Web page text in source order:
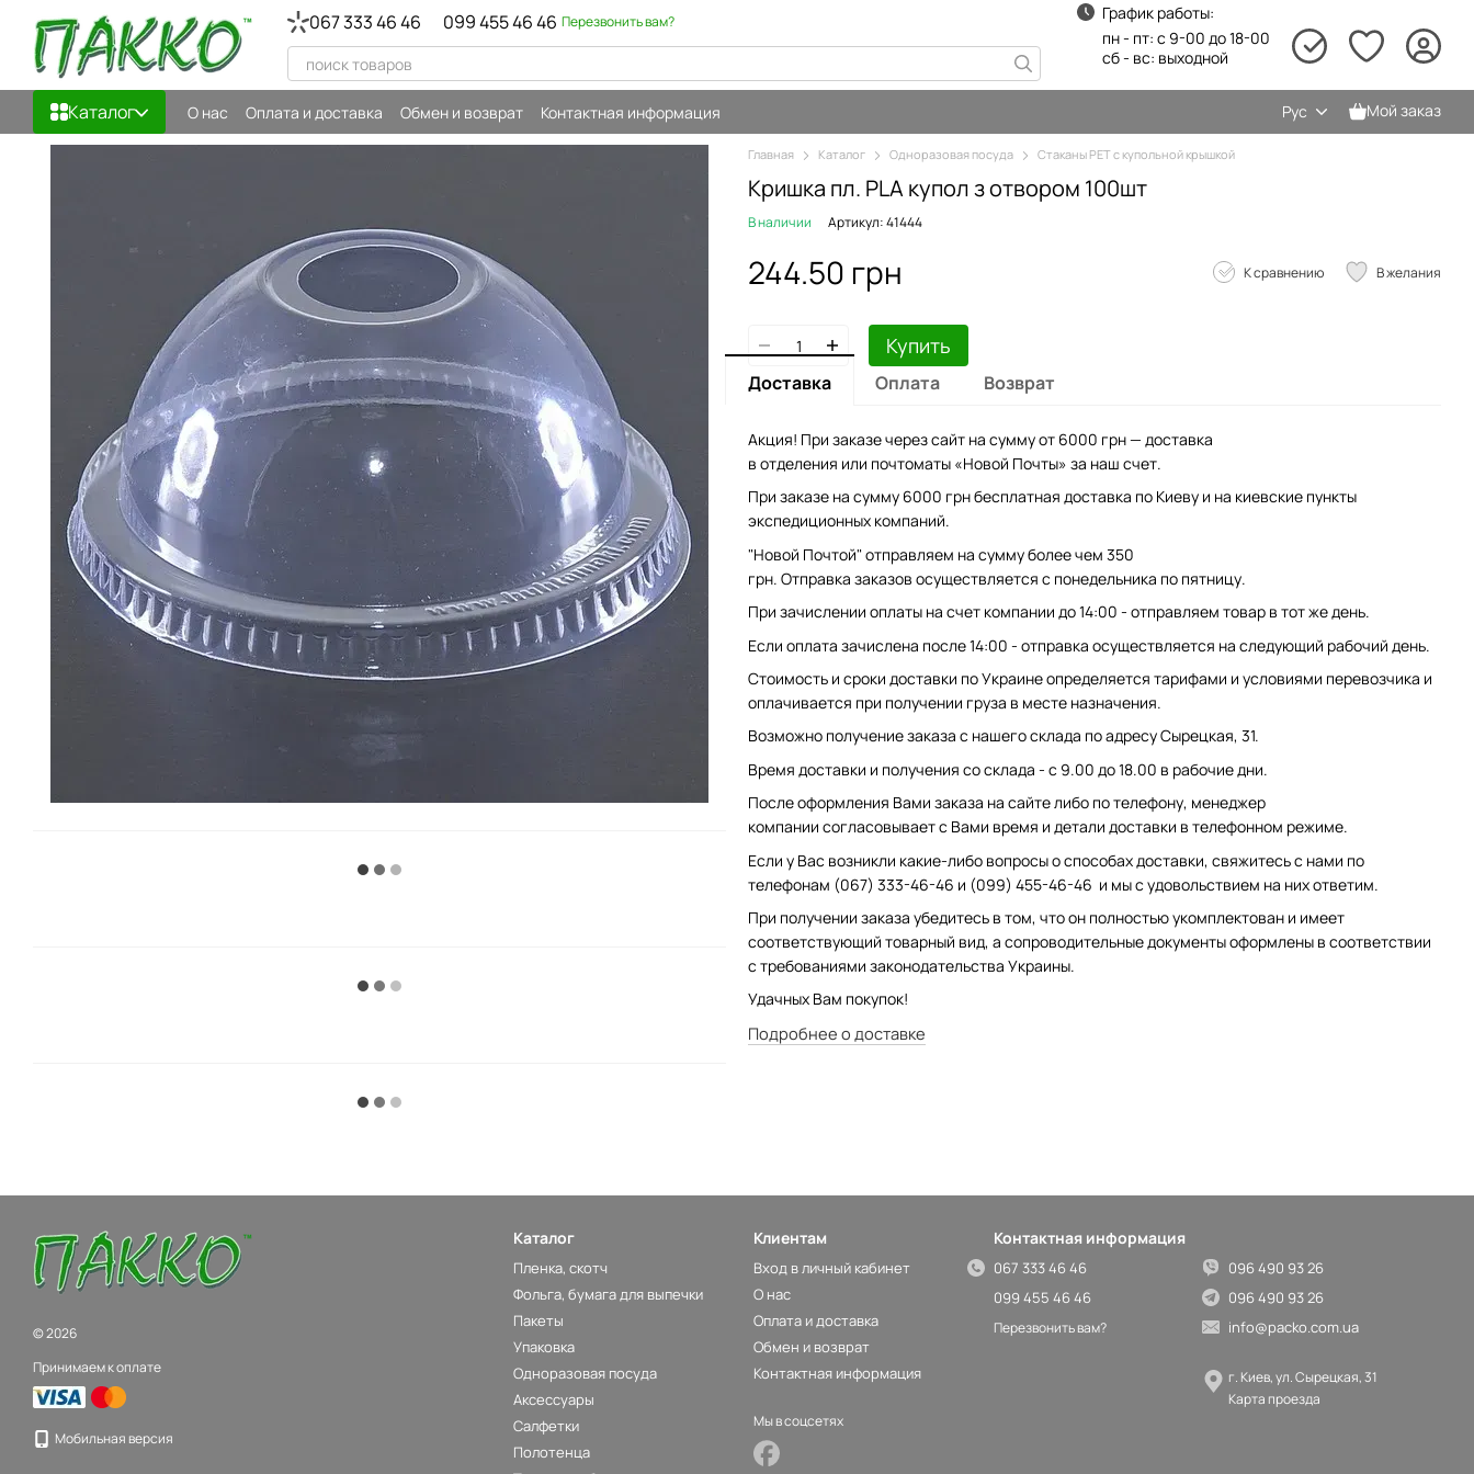
Перейти к основному контенту 067 333 46 46 099 455 46 46 Перезвонить вам?
График работы:
пн - пт: с 9-00 до 18-00
сб - вс: выходной
Каталог О нас Оплата и доставка Обмен и возврат Контактная информация Рус Мой заказ
Главная Каталог Одноразовая посуда Стаканы PET с купольной крышкой
Кришка пл. PLA купол з отвором 100шт
В наличии Артикул: 41444
244.50 грн К сравнению В желания
Купить
Доставка Оплата Возврат
Акция! При заказе через сайт на сумму от 6000 грн — доставка
в отделения или почтоматы «Новой Почты» за наш счет.
При заказе на сумму 6000 грн бесплатная доставка по Киеву и на киевские пункты
экспедиционных компаний.
"Новой Почтой" отправляем на сумму более чем 350
грн. Отправка заказов осуществляется с понедельника по пятницу.
При зачислении оплаты на счет компании до 14:00 - отправляем товар в тот же день.
Если оплата зачислена после 14:00 - отправка осуществляется на следующий рабочий день.
Стоимость и сроки доставки по Украине определяется тарифами и условиями перевозчика и
оплачивается при получении груза в месте назначения.
Возможно получение заказа с нашего склада по адресу Сырецкая, 31.
Время доставки и получения со склада - с 9.00 до 18.00 в рабочие дни.
После оформления Вами заказа на сайте либо по телефону, менеджер
компании согласовывает с Вами время и детали доставки в телефонном режиме.
Если у Вас возникли какие-либо вопросы о способах доставки, свяжитесь с нами по
телефонам (067) 333-46-46 и (099) 455-46-46 и мы с удовольствием на них ответим.
При получении заказа убедитесь в том, что он полностью укомплектован и имеет
соответствующий товарный вид, а сопроводительные документы оформлены в соответствии
с требованиями законодательства Украины.
Удачных Вам покупок!
Подробнее о доставке
© 2026
Принимаем к оплате
Мобильная версия
Каталог
Пленка, скотч
Фольга, бумага для выпечки
Пакеты
Упаковка
Одноразовая посуда
Аксессуары
Салфетки
Полотенца
Клиентам
Вход в личный кабинет
О нас
Оплата и доставка
Обмен и возврат
Контактная информация
Мы в соцсетях
Контактная информация
067 333 46 46
099 455 46 46
Перезвонить вам?
096 490 93 26
096 490 93 26
info@packo.com.ua
г. Киев, ул. Сырецкая, 31
Карта проезда